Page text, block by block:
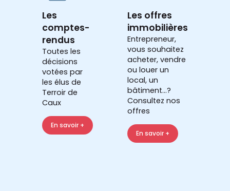
Les
comptes-
rendus
Toutes les
décisions
votées par
les élus de
Terroir de
Caux
En savoir +
Les offres
immobilières
Entrepreneur,
vous souhaitez
acheter, vendre
ou louer un
local, un
bâtiment...?
Consultez nos
offres
En savoir +